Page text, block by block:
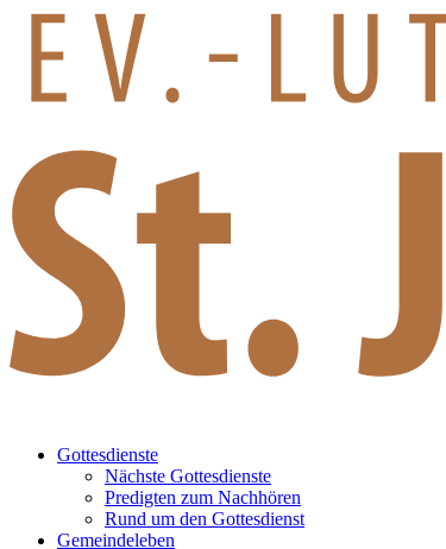
Gottesdienste
Nächste Gottesdienste
Predigten zum Nachhören
Rund um den Gottesdienst
Gemeindeleben